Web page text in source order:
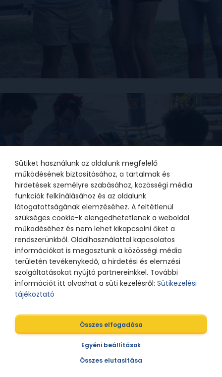
Sütiket használunk az oldalunk megfelelő
működésének biztosításához, a tartalmak és
hirdetések személyre szabásához, közösségi média
funkciók felkínálásához és az oldalunk
látogatottságának elemzéséhez. A feltétlenül
szükséges cookie-k elengedhetetlenek a weboldal
működéséhez és nem lehet kikapcsolni őket a
rendszerünkből. Oldalhasználattal kapcsolatos
információkat is megosztunk a közösségi média
területén tevékenykedő, a hirdetési és elemzési
szolgáltatásokat nyújtó partnereinkkel. További
információt itt olvashat a süti kezelésről: Sütikezelési
tájékoztató
Összes elfogadása
Egyéni beállítások
Összes elutasítása